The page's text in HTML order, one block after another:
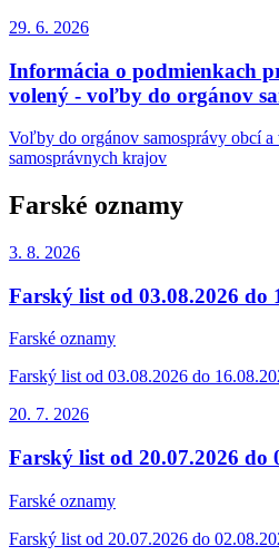
29. 6. 2026
Informácia o podmienkach
volený - voľby do orgánov
Voľby do orgánov samosprávy obcí
samosprávnych krajov
Farské oznamy
3. 8. 2026
Farský list od 03.08.2026 do
Farské oznamy
Farský list od 03.08.2026 do
20. 7. 2026
Farský list od 20.07.2026 do
Farské oznamy
Farský list od 20.07.2026 do